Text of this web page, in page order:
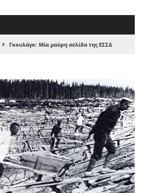
› Γκουλάγκ: Μία μαύρη σελίδα της ΕΣΣΔ